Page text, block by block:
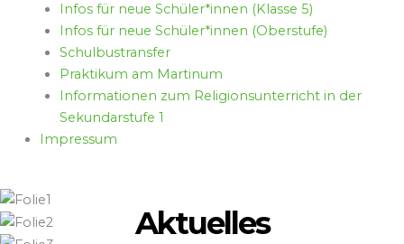
Infos für neue Schüler*innen (Klasse 5)
Infos für neue Schüler*innen (Oberstufe)
Schulbustransfer
Praktikum am Martinum
Informationen zum Religionsunterricht in der
Sekundarstufe 1
Impressum
Aktuelles